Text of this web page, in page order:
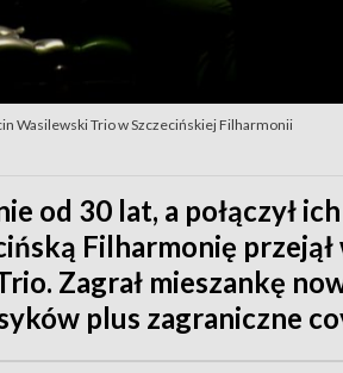
Wasilewski Trio w Szczecińskiej Filharmonii
od 30 lat, a połączył
Filharmonię
Zagrał mieszankę
plus zagraniczne